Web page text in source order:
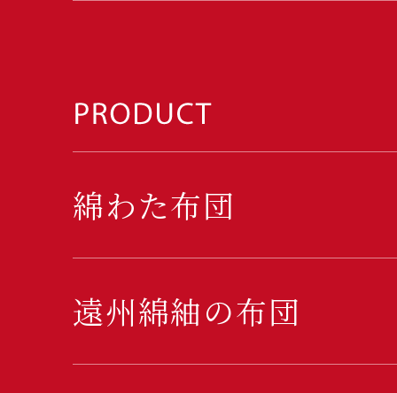
綿わた布団
遠州綿紬の布団